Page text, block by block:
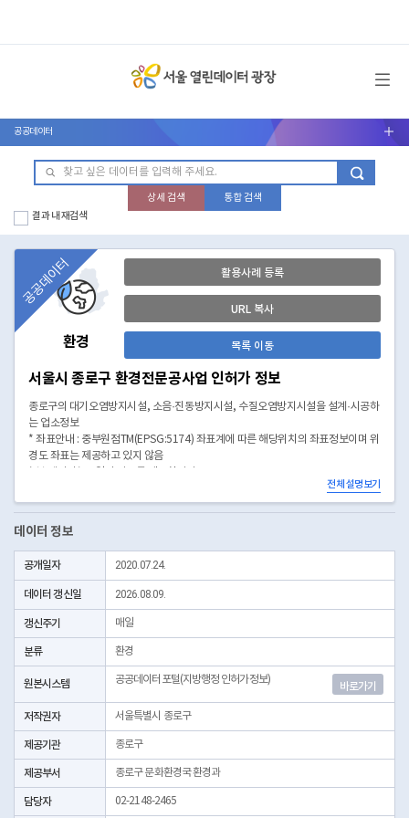
메뉴 열기
공공데이터 서브메뉴 열기
상세 검색
통합 검색
결과 내 재검색
환경
공공데이터 활용사례 등록
URL 복사
목록 이동
서울시 종로구 환경전문공사업 인허가 정보
종로구의 대기오염방지시설, 소음·진동방지시설, 수질오염방지시설을 설계·시공하
는 업소정보
* 좌표안내 : 중부원점TM(EPSG:5174) 좌표계에 따른 해당위치의 좌표정보이며 위
경도 좌표는 제공하고 있지 않음
* 시군구코드명은 "서울특별시 자치구 기관코드" 데이터셋에서 확인 가능합니다.
(https://data.seoul.go.kr/dataList/OA-22872/S/1/datasetView.do)
전체 설명보기
데이터 정보
공개일자 2020.07.24.
데이터 갱신일 2026.08.09.
갱신주기 매일
분류 환경
원본시스템 공공데이터포털(지방행정 인허가정보)
바로가기
저작권자 서울특별시 종로구
제공기관 종로구
제공부서 종로구 문화환경국 환경과
담당자 02-2148-2465